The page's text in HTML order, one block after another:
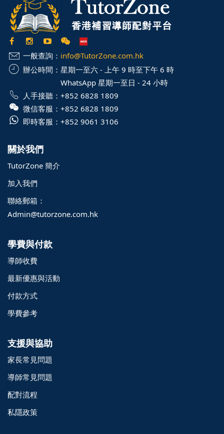
一般查詢： info@TutorZone.com.hk
辦公時間： 星期一至六 - 上午 9 時至下午 6 時
WhatsApp 星期一至日 - 24 小時
人手接聽： +852 6828 1809
微信客服： +852 6828 1809
即時客服： +852 9061 3106
關於我們
TutorZone 簡介
加入我們
聯絡郵箱：
Admin@tutorzone.com.hk
學費與付款
導師收費
最新優惠與活動
付款方式
學費參考
支援與協助
家長常見問題
導師常見問題
配對流程
私隱政策